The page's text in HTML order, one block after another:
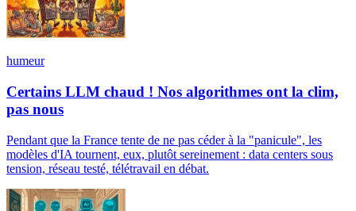
humeur
Certains LLM chaud ! Nos algorithmes ont la clim,
pas nous
Pendant que la France tente de ne pas céder à la "panicule", les
modèles d'IA tournent, eux, plutôt sereinement : data centers sous
tension, réseau testé, télétravail en débat.